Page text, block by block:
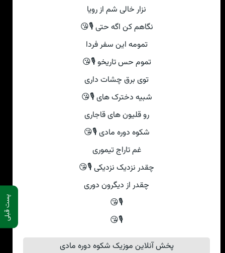
پست قبلی
نزار خالی شم از رویا
نگاهم کن اگه حتی 🎙😘
تمومه این سفر فردا
تموم حس تاریخو 🎙😘
توی برق چشات داری
شبیه دخترک های 🎙😘
رو قلیون های قاجاری
شکوه دوره مادی 🎙😘
غم تاراج تیموری
چقدر نزدیک نزدیکی 🎙😘
چقدر از دیگرون دوری
🎙😘
🎙😘
پخش آنلاین موزیک شکوه دوره مادی